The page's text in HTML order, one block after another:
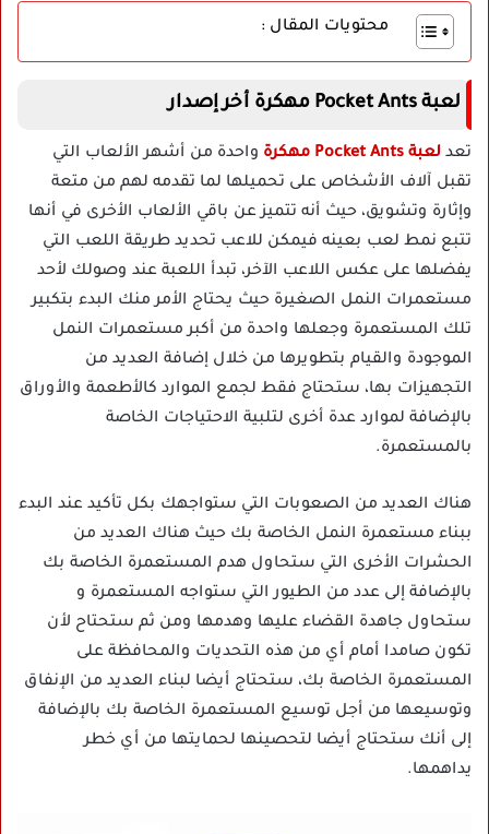
محتويات المقال :
لعبة Pocket Ants مهكرة أخر إصدار
تعد لعبة Pocket Ants مهكرة
واحدة من أشهر الألعاب التي
تقبل آلاف الأشخاص على تحميلها لما تقدمه لهم من متعة
وإثارة وتشويق، حيث أنه تتميز عن باقي الألعاب الأخرى في أنها
تتبع نمط لعب بعينه فيمكن للاعب تحديد طريقة اللعب التي
يفضلها على عكس اللاعب الآخر، تبدأ اللعبة عند وصولك لأحد
مستعمرات النمل الصغيرة حيث يحتاج الأمر منك البدء بتكبير
تلك المستعمرة وجعلها واحدة من أكبر مستعمرات النمل
الموجودة والقيام بتطويرها من خلال إضافة العديد من
التجهيزات بها، ستحتاج فقط لجمع الموارد كالأطعمة والأوراق
بالإضافة لموارد عدة أخرى لتلبية الاحتياجات الخاصة
بالمستعمرة.
هناك العديد من الصعوبات التي ستواجهك بكل تأكيد عند البدء
ببناء مستعمرة النمل الخاصة بك حيث هناك العديد من
الحشرات الأخرى التي ستحاول هدم المستعمرة الخاصة بك
بالإضافة إلى عدد من الطيور التي ستواجه المستعمرة و
ستحاول جاهدة القضاء عليها وهدمها ومن ثم ستحتاح لأن
تكون صامدا أمام أي من هذه التحديات والمحافظة على
المستعمرة الخاصة بك، ستحتاج أيضا لبناء العديد من الإنفاق
وتوسيعها من أجل توسيع المستعمرة الخاصة بك بالإضافة
إلى أنك ستحتاج أيضا لتحصينها لحمايتها من أي خطر
يداهمها.